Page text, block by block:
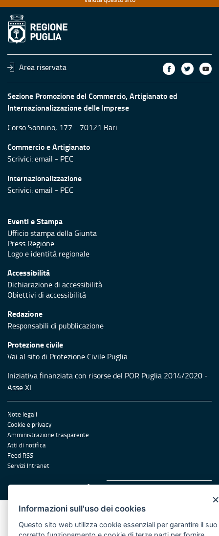
Area riservata
Sezione Promozione del Commercio, Artigianato ed
Internazionalizzazione delle Imprese
Corso Sonnino, 177 - 70121 Bari
Commercio e Artigianato
Scrivici:email - PEC
Internazionalizzazione
Scrivici:email - PEC
Eventi e Stampa
Ufficio stampa della Giunta
Press Regione
Logo e identità regionale
Accessibilità
Dichiarazione di accessibilità
Obiettivi di accessibilità
Redazione
Responsabili di pubblicazione
Protezione civile
Vai al sito di Protezione Civile Puglia
Iniziativa finanziata con risorse del POR Puglia 2014/2020 -
Asse XI
Note legali
Cookie e privacy
Amministrazione trasparente
Atti di notifica
Feed RSS
Servizi Intranet
© Regione Puglia
×
Informazioni sull'uso dei cookies
Questo sito web utilizza cookie essenziali per garantire il suo